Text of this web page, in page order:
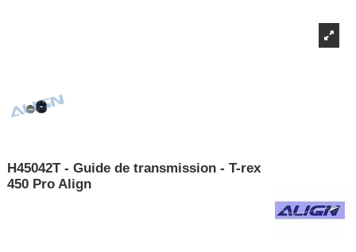
H45042T - Guide de transmission - T-rex
450 Pro Align